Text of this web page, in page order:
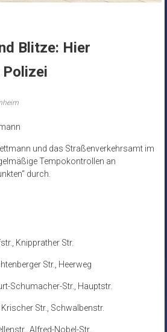
Blitze: Hier
und das Straßenverkehrsamt im
Tempokontrollen an
durch.
Knipprather Str.
Str., Heerweg
Schumacher-Str., Hauptstr.
Str., Schwalbenstr.
Alfred-Nobel-Str.